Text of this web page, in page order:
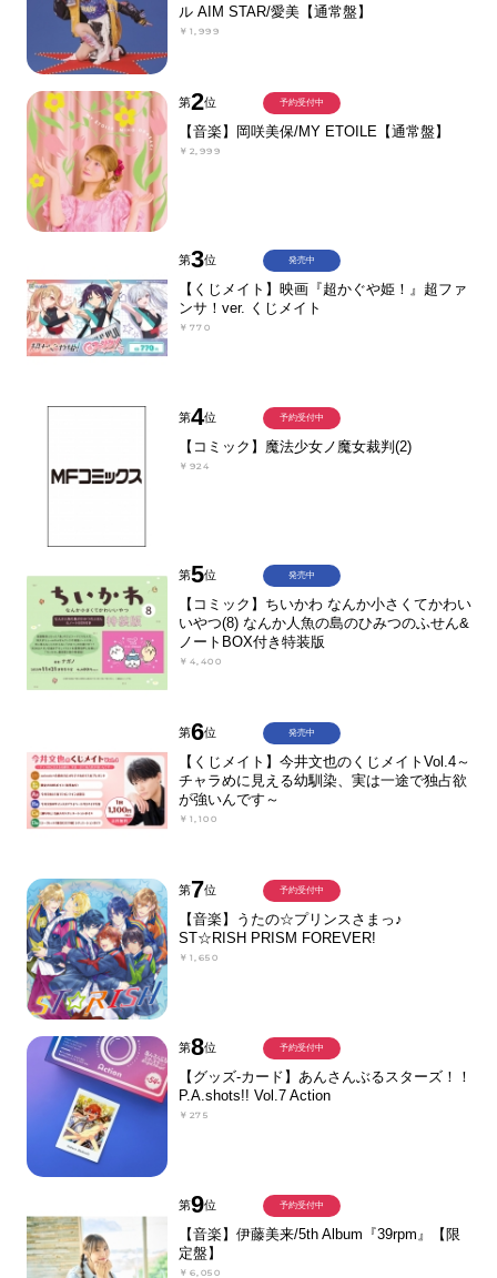
ル AIM STAR/愛美【通常盤】
￥1,999
第2位
【音楽】岡咲美保/MY ETOILE【通常盤】
￥2,999
予約受付中
第3位
【くじメイト】映画『超かぐや姫！』超ファ
ンサ！ver. くじメイト
￥770
発売中
第4位
【コミック】魔法少女ノ魔女裁判(2)
￥924
予約受付中
第5位
【コミック】ちいかわ なんか小さくてかわい
いやつ(8) なんか人魚の島のひみつのふせん&
ノートBOX付き特装版
￥4,400
発売中
第6位
【くじメイト】今井文也のくじメイトVol.4～
チャラめに見える幼馴染、実は一途で独占欲
が強いんです～
￥1,100
発売中
第7位
【音楽】うたの☆プリンスさまっ♪
ST☆RISH PRISM FOREVER!
￥1,650
予約受付中
第8位
【グッズ-カード】あんさんぶるスターズ！！
P.A.shots!! Vol.7 Action
￥275
予約受付中
第9位
【音楽】伊藤美来/5th Album『39rpm』【限
定盤】
￥6,050
予約受付中